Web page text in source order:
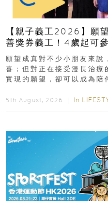
【親子義工2026】願
善獎券義工！4歲起可
新界
願望成真對不少小朋友來說
喜；但對正在接受漫長治療
實現的願望，卻可以成為陪
5th August, 2026 ｜ In